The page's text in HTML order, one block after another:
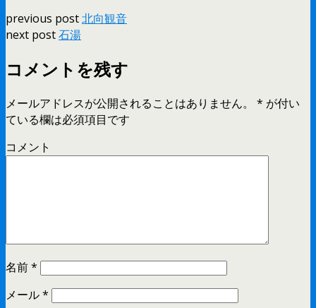
previous post北向観音
next post石湯
コメントを残す
メールアドレスが公開されることはありません。 * が付い
ている欄は必須項目です
コメント
名前*
メール*